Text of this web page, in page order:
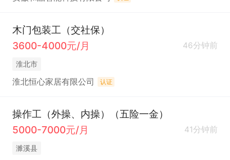
木门包装工（交社保）
3600-4000元/月
46分钟前
淮北市
淮北恒心家居有限公司 认证
操作工（外操、内操）（五险一金）
5000-7000元/月
41分钟前
濉溪县